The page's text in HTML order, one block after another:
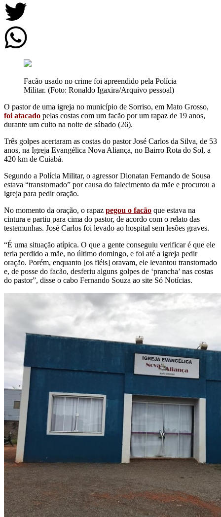
Facão usado no crime foi apreendido pela Polícia
Militar. (Foto: Ronaldo Igaxira/Arquivo pessoal)
O pastor de uma igreja no município de Sorriso, em Mato Grosso,
foi atacado pelas costas com um facão por um rapaz de 19 anos,
durante um culto na noite de sábado (26).
Três golpes acertaram as costas do pastor José Carlos da Silva, de 53
anos, na Igreja Evangélica Nova Aliança, no Bairro Rota do Sol, a
420 km de Cuiabá.
Segundo a Polícia Militar, o agressor Dionatan Fernando de Sousa
estava “transtornado” por causa do falecimento da mãe e procurou a
igreja para pedir oração.
No momento da oração, o rapaz pegou o facão que estava na
cintura e partiu para cima do pastor, de acordo com o relato das
testemunhas. José Carlos foi levado ao hospital sem lesões graves.
“É uma situação atípica. O que a gente conseguiu verificar é que ele
teria perdido a mãe, no último domingo, e foi até a igreja pedir
oração. Porém, enquanto [os fiéis] oravam, ele levantou transtornado
e, de posse do facão, desferiu alguns golpes de ‘prancha’ nas costas
do pastor”, disse o cabo Fernando Souza ao site Só Notícias.